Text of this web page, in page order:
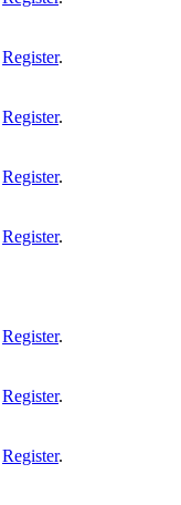
Register.
Register.
Register.
Register.
Register.
Register.
Register.